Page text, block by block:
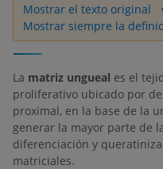
Mostrar el texto original
Mostrar siempre la
La matriz ungueal es el
proliferativo ubicado por
proximal, en la base de la
generar la mayor parte de
diferenciación y
matriciales.